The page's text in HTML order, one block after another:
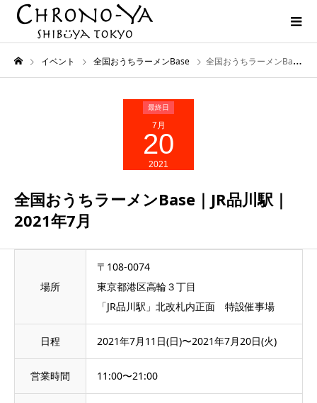
イベント 全国おうちラーメンBase 全国おうちラーメンBase｜JR品川駅｜2021年7月
7月
20
2021
全国おうちラーメンBase｜JR品川駅｜
2021年7月
場所
〒108-0074
東京都港区高輪３丁目
「JR品川駅」北改札内正面 特設催事場
日程 2021年7月11日(日)〜2021年7月20日(火)
営業時間 11:00〜21:00